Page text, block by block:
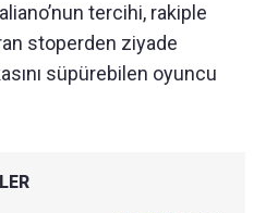
tercihi, rakiple
stoperden ziyade
süpürebilen oyuncu